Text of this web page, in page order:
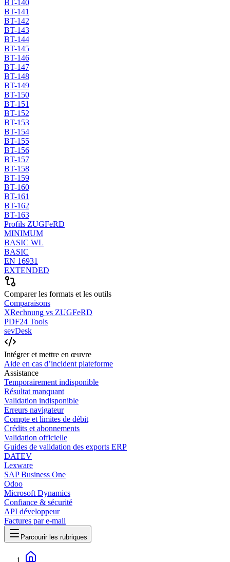
BT-140
BT-141
BT-142
BT-143
BT-144
BT-145
BT-146
BT-147
BT-148
BT-149
BT-150
BT-151
BT-152
BT-153
BT-154
BT-155
BT-156
BT-157
BT-158
BT-159
BT-160
BT-161
BT-162
BT-163
Profils ZUGFeRD
MINIMUM
BASIC WL
BASIC
EN 16931
EXTENDED
Comparer les formats et les outils
Comparaisons
XRechnung vs ZUGFeRD
PDF24 Tools
sevDesk
Intégrer et mettre en œuvre
Aide en cas d’incident plateforme
Assistance
Temporairement indisponible
Résultat manquant
Validation indisponible
Erreurs navigateur
Compte et limites de débit
Crédits et abonnements
Validation officielle
Guides de validation des exports ERP
DATEV
Lexware
SAP Business One
Odoo
Microsoft Dynamics
Confiance & sécurité
API développeur
Factures par e-mail
Parcourir les rubriques